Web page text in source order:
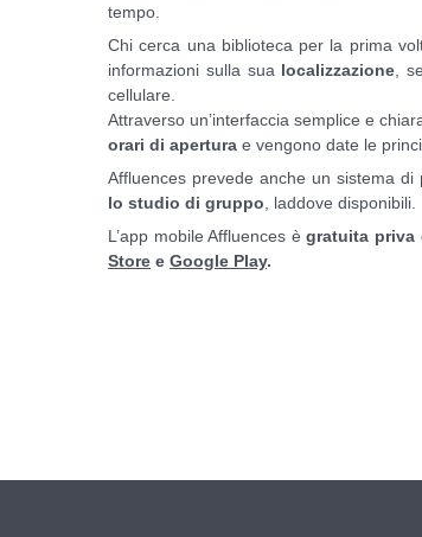
tempo.
Chi cerca una biblioteca per la prima
informazioni sulla sua localizzazione ,
cellulare.
Attraverso un’interfaccia semplice e
orari di apertura e vengono date le
Affluences prevede anche un sistema di
lo studio di gruppo , laddove disponibili.
L’app mobile Affluences ègratuita priva
Store e Google Play.